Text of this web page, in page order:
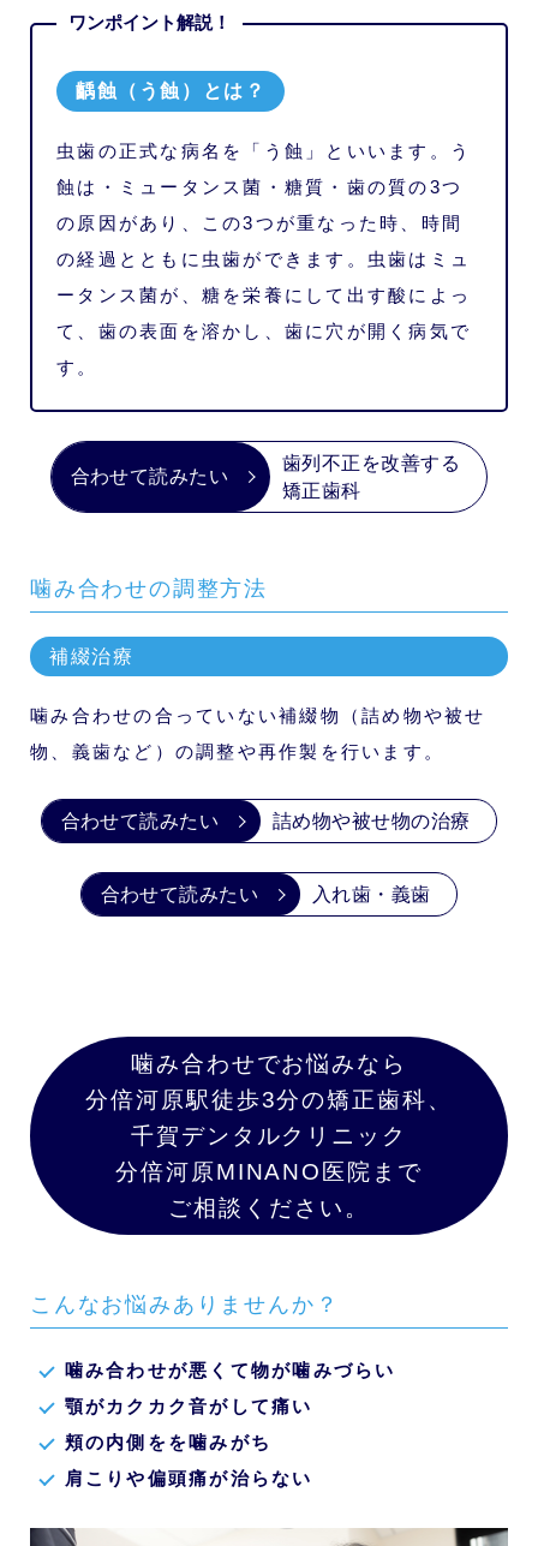
齲蝕（う蝕）とは？
虫歯の正式な病名を「う蝕」といいます。う
蝕は・ミュータンス菌・糖質・歯の質の3つ
の原因があり、この3つが重なった時、時間
の経過とともに虫歯ができます。虫歯はミュ
ータンス菌が、糖を栄養にして出す酸によっ
て、歯の表面を溶かし、歯に穴が開く病気で
す。
歯列不正を改善する
矯正歯科
噛み合わせの調整方法
補綴治療
噛み合わせの合っていない補綴物（詰め物や被せ
物、義歯など）の調整や再作製を行います。
詰め物や被せ物の治療
入れ歯・義歯
噛み合わせでお悩みなら
分倍河原駅徒歩3分の矯正歯科、
千賀デンタルクリニック
分倍河原MINANO医院まで
ご相談ください。
こんなお悩みありませんか？
噛み合わせが悪くて物が噛みづらい
顎がカクカク音がして痛い
頬の内側をを噛みがち
肩こりや偏頭痛が治らない